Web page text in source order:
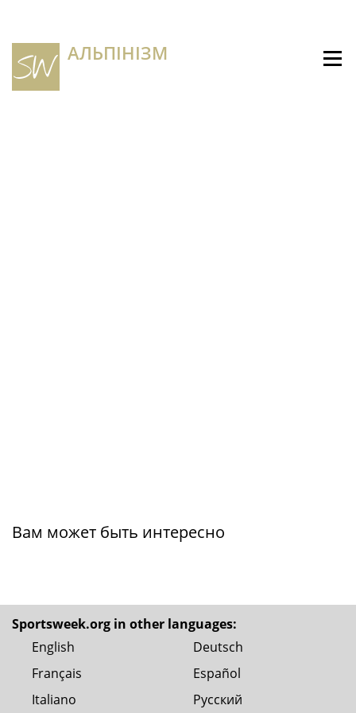
АЛЬПІНІЗМ
Вам может быть интересно
Sportsweek.org in other languages:
English
Deutsch
Français
Español
Italiano
Русский